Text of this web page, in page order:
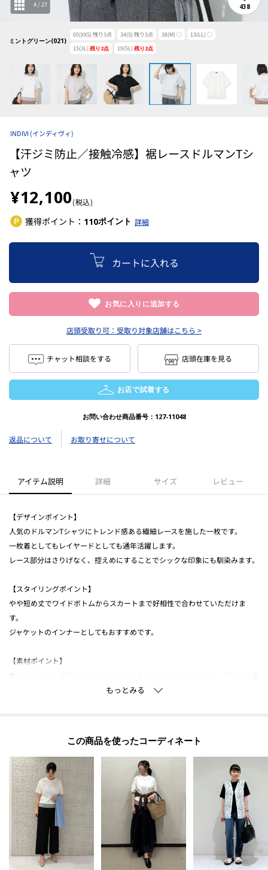
ミントグリーン(021)
05(XXS)残り3点 34(S)残り3点 38(M)○ 13(LL)○
15(3L)残り 2点 19(5L)残り 2点
4/ 27 438
INDIVI(インディヴィ)
【汗ジミ防止／接触冷感】裾レースドルマンTシ
ャツ
¥12,100(税込)
獲得ポイント： 110ポイント 詳細
カートに入れる
お気に入りに追加する
店頭受取り可： 受取り対象店舗はこちら >
チャット相談をする 店頭在庫を見る
お店で試着する
お問い合わせ商品番号： 127-11048
返品について お取り寄せについて
アイテム説明 詳細 サイズ レビュー
【デザインポイント】
人気のドルマンTシャツにトレンド感ある繊細レースを施した一枚です。
一枚着としてもレイヤードとしても通年活躍します。
レース部分はさりげなく、控えめにすることでシックな印象にも馴染みます。
【スタイリングポイント】
やや短め丈でワイドボトムからスカートまで好相性で合わせていただけま
す。
ジャケットのインナーとしてもおすすめです。
【素材ポイント】
サスティナブル原料の細いUSAコットンをハイゲージで編み立て、特殊加工を
施すことにより目の詰まったフラットな表情感のポンチに仕上がりました。
※照明の関係により、実際よりも色味が違って見える場合があります。また、
パソコン・スマートフォンなどの環境により、若干製品と画像のカラーが異
なる場合もございます。
【生地詳細】
透け感：ややあり
伸縮性：ややあり
この商品を使った